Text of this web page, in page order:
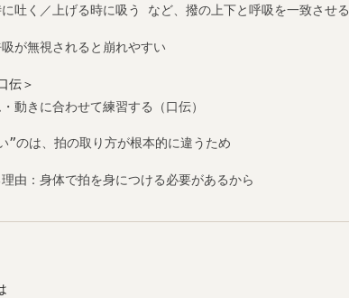
に吐く／上げる時に吸う など、撥の上下と呼吸を一致させる
が無視されると崩れやすい
伝＞
動きに合わせて練習する（口伝）
”のは、拍の取り方が根本的に違うため
由：身体で拍を身につける必要があるから